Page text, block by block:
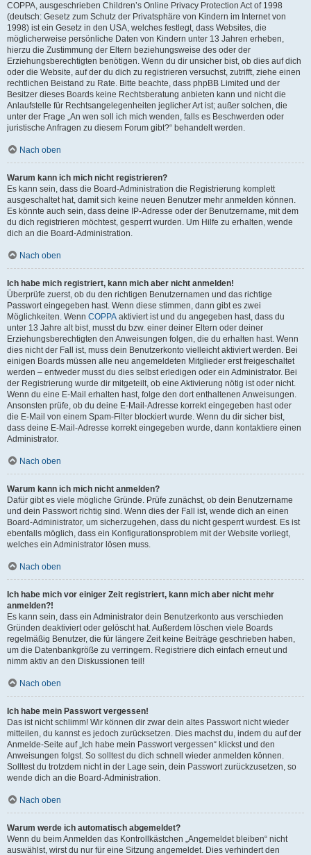
COPPA, ausgeschrieben Children’s Online Privacy Protection Act of 1998
(deutsch: Gesetz zum Schutz der Privatsphäre von Kindern im Internet von
1998) ist ein Gesetz in den USA, welches festlegt, dass Websites, die
möglicherweise persönliche Daten von Kindern unter 13 Jahren erheben,
hierzu die Zustimmung der Eltern beziehungsweise des oder der
Erziehungsberechtigten benötigen. Wenn du dir unsicher bist, ob dies auf dich
oder die Website, auf der du dich zu registrieren versuchst, zutrifft, ziehe einen
rechtlichen Beistand zu Rate. Bitte beachte, dass phpBB Limited und der
Besitzer dieses Boards keine Rechtsberatung anbieten kann und nicht die
Anlaufstelle für Rechtsangelegenheiten jeglicher Art ist; außer solchen, die
unter der Frage „An wen soll ich mich wenden, falls es Beschwerden oder
juristische Anfragen zu diesem Forum gibt?“ behandelt werden.
Nach oben
Warum kann ich mich nicht registrieren?
Es kann sein, dass die Board-Administration die Registrierung komplett
ausgeschaltet hat, damit sich keine neuen Benutzer mehr anmelden können.
Es könnte auch sein, dass deine IP-Adresse oder der Benutzername, mit dem
du dich registrieren möchtest, gesperrt wurden. Um Hilfe zu erhalten, wende
dich an die Board-Administration.
Nach oben
Ich habe mich registriert, kann mich aber nicht anmelden!
Überprüfe zuerst, ob du den richtigen Benutzernamen und das richtige
Passwort eingegeben hast. Wenn diese stimmen, dann gibt es zwei
Möglichkeiten. Wenn COPPA aktiviert ist und du angegeben hast, dass du
unter 13 Jahre alt bist, musst du bzw. einer deiner Eltern oder deiner
Erziehungsberechtigten den Anweisungen folgen, die du erhalten hast. Wenn
dies nicht der Fall ist, muss dein Benutzerkonto vielleicht aktiviert werden. Bei
einigen Boards müssen alle neu angemeldeten Mitglieder erst freigeschaltet
werden – entweder musst du dies selbst erledigen oder ein Administrator. Bei
der Registrierung wurde dir mitgeteilt, ob eine Aktivierung nötig ist oder nicht.
Wenn du eine E-Mail erhalten hast, folge den dort enthaltenen Anweisungen.
Ansonsten prüfe, ob du deine E-Mail-Adresse korrekt eingegeben hast oder
die E-Mail von einem Spam-Filter blockiert wurde. Wenn du dir sicher bist,
dass deine E-Mail-Adresse korrekt eingegeben wurde, dann kontaktiere einen
Administrator.
Nach oben
Warum kann ich mich nicht anmelden?
Dafür gibt es viele mögliche Gründe. Prüfe zunächst, ob dein Benutzername
und dein Passwort richtig sind. Wenn dies der Fall ist, wende dich an einen
Board-Administrator, um sicherzugehen, dass du nicht gesperrt wurdest. Es ist
ebenfalls möglich, dass ein Konfigurationsproblem mit der Website vorliegt,
welches ein Administrator lösen muss.
Nach oben
Ich habe mich vor einiger Zeit registriert, kann mich aber nicht mehr
anmelden?!
Es kann sein, dass ein Administrator dein Benutzerkonto aus verschieden
Gründen deaktiviert oder gelöscht hat. Außerdem löschen viele Boards
regelmäßig Benutzer, die für längere Zeit keine Beiträge geschrieben haben,
um die Datenbankgröße zu verringern. Registriere dich einfach erneut und
nimm aktiv an den Diskussionen teil!
Nach oben
Ich habe mein Passwort vergessen!
Das ist nicht schlimm! Wir können dir zwar dein altes Passwort nicht wieder
mitteilen, du kannst es jedoch zurücksetzen. Dies machst du, indem du auf der
Anmelde-Seite auf „Ich habe mein Passwort vergessen“ klickst und den
Anweisungen folgst. So solltest du dich schnell wieder anmelden können.
Solltest du trotzdem nicht in der Lage sein, dein Passwort zurückzusetzen, so
wende dich an die Board-Administration.
Nach oben
Warum werde ich automatisch abgemeldet?
Wenn du beim Anmelden das Kontrollkästchen „Angemeldet bleiben“ nicht
auswählst, wirst du nur für eine Sitzung angemeldet. Dies verhindert den